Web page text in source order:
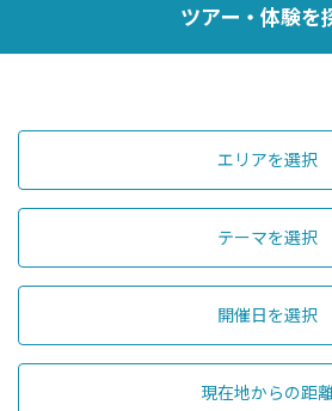
ツアー・体験を
エリアを選択
テーマを選択
開催日を選択
現在地からの距